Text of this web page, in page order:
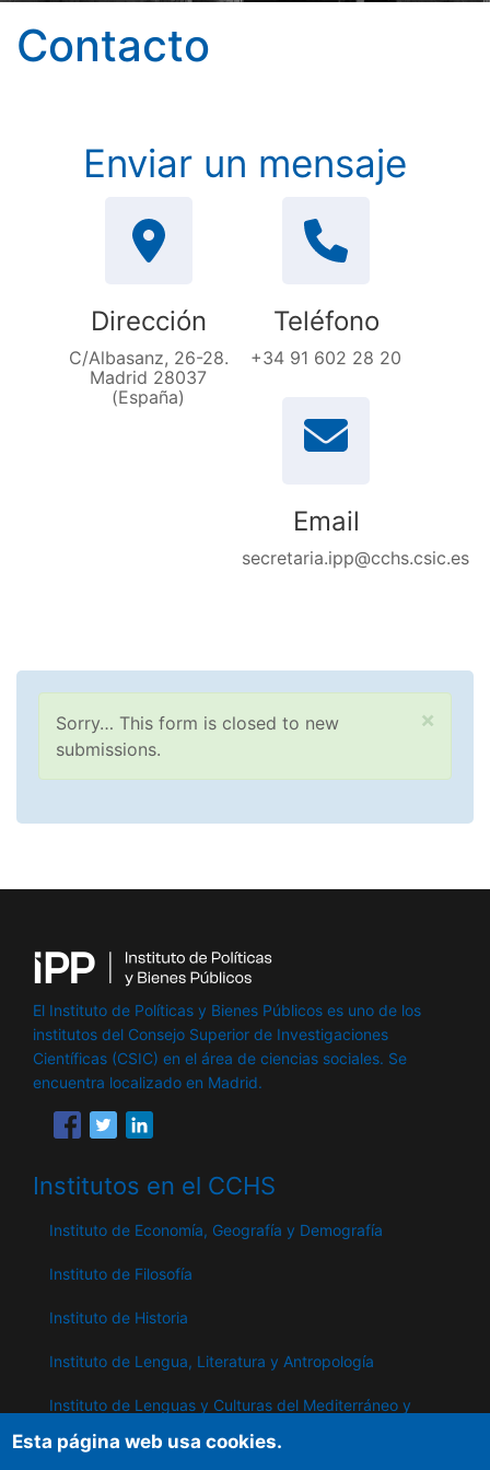
Contacto
Enviar un mensaje
Dirección
C/Albasanz, 26-28.
Madrid 28037
(España)
Teléfono
+34 91 602 28 20
Email
secretaria.ipp@cchs.csic.es
×
Mensaje de estado
Sorry… This form is closed to new
submissions.
El Instituto de Políticas y Bienes Públicos es uno de los
institutos del Consejo Superior de Investigaciones
Científicas (CSIC) en el área de ciencias sociales. Se
encuentra localizado en Madrid.
Institutos en el CCHS
Instituto de Economía, Geografía y Demografía
Instituto de Filosofía
Instituto de Historia
Instituto de Lengua, Literatura y Antropología
Instituto de Lenguas y Culturas del Mediterráneo y
Esta página web usa cookies.